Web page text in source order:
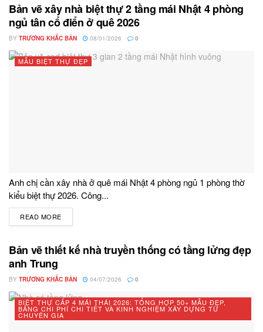
Bản vẽ xây nhà biệt thự 2 tầng mái Nhật 4 phòng
ngủ tân cổ điển ở quê 2026
BY TRƯƠNG KHẮC BẢN 08/01/2026 0
MẪU BIỆT THỰ ĐẸP
Anh chị cần xây nhà ở quê mái Nhật 4 phòng ngủ 1 phòng thờ
kiểu biệt thự 2026. Công...
READ MORE
Bản vẽ thiết kế nhà truyền thống có tầng lửng đẹp
anh Trung
BY TRƯƠNG KHẮC BẢN 04/07/2026 0
BIỆT THỰ CẤP 4 MÁI THÁI 2026: TỔNG HỢP 50+ MẪU ĐẸP,
BẢNG CHI PHÍ CHI TIẾT VÀ KINH NGHIỆM XÂY DỰNG TỪ
CHUYÊN GIA